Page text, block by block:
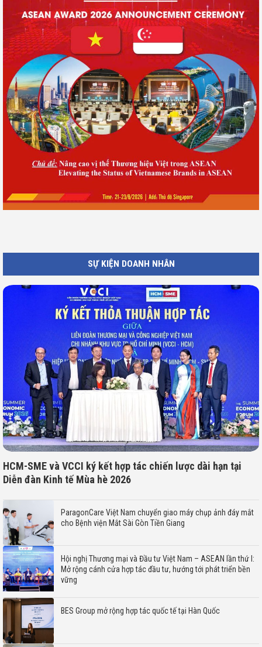
SỰ KIỆN DOANH NHÂN
HCM-SME và VCCI ký kết hợp tác chiến lược dài hạn tại
Diễn đàn Kinh tế Mùa hè 2026
ParagonCare Việt Nam chuyển giao máy chụp ảnh đáy mắt
cho Bệnh viện Mắt Sài Gòn Tiền Giang
Hội nghị Thương mại và Đầu tư Việt Nam – ASEAN lần thứ I:
Mở rộng cánh cửa hợp tác đầu tư, hướng tới phát triển bền
vững
BES Group mở rộng hợp tác quốc tế tại Hàn Quốc